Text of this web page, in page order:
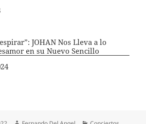
JOHAN Nos Lleva a lo
en su Nuevo Sencillo